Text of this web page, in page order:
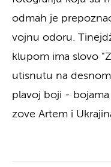
odmah je
vojnu odoru.
klupom ima slovo
utisnutu na
plavoj boji - bojama
zove Artem i